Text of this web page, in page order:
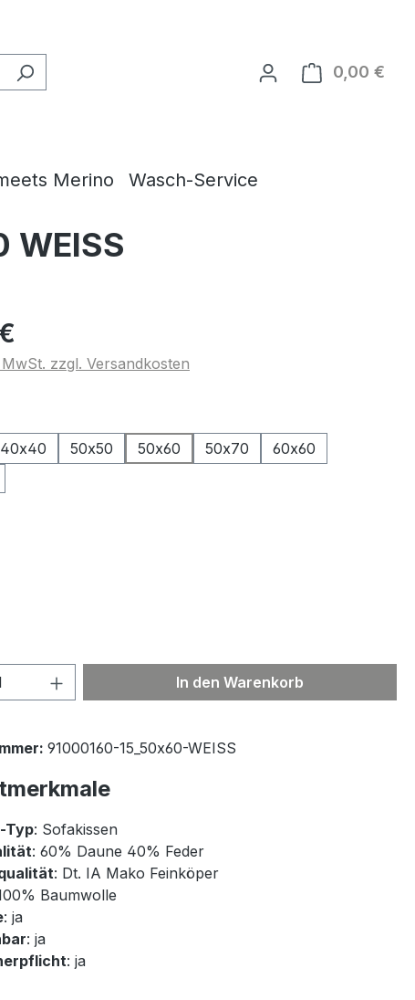
0,00 €
Merino Wasch-Service
zzgl. Versandkosten
40x40 50x50 50x60 50x70
60x60
Anzahl: Gib den gewünschten Wert
In den Warenkorb
91000160-15_50x60-WEISS
Typ: Sofakissen
: 60% Daune 40% Feder
: Dt. IA Mako Feinköper
Baumwolle
: ja
: ja
: ja